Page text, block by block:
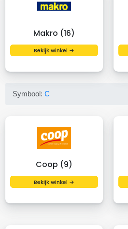
Makro (16)
Bekijk winkel →
Symbool:C
Coop (9)
Bekijk winkel →